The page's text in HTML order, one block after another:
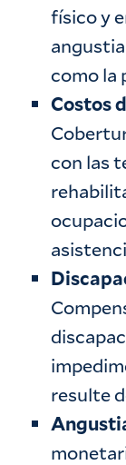
físico y
como la
Costos
con las
resulte